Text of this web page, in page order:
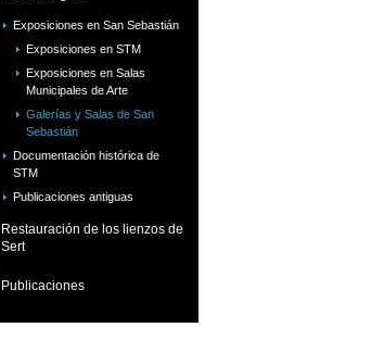
Exposiciones en San Sebastián
Exposiciones en STM
Exposiciones en Salas
Municipales de Arte
Galerías y Salas de San
Sebastián
Documentación histórica de
STM
Publicaciones antiguas
Restauración de los lienzos de
Sert
Publicaciones